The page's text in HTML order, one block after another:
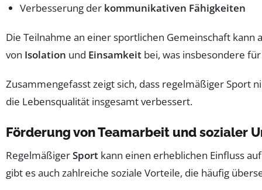
Verbesserung der kommunikativen Fähigkeiten
Die Teilnahme an einer sportlichen Gemeinschaft kann
von Isolation und Einsamkeit bei, was insbesondere
Zusammengefasst zeigt sich, dass regelmäßiger Sport
die Lebensqualität insgesamt verbessert.
Förderung von Teamarbeit und sozialer
RegelmäßigerSport kann einen erheblichen Einfluss
gibt es auch zahlreiche soziale Vorteile, die häufig